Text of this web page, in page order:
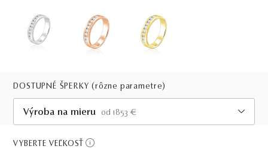
DOSTUPNÉ ŠPERKY(rôzne parametre)
Výroba na mieru
od 1853 €
Do 28 dní
VYBERTE VEĽKOSŤ